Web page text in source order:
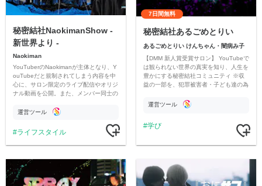
秘密結社NaokimanShow -
新世界より -
Naokiman
YouTuberのNaokimanが主体となり、Y
ouTubeだと規制されてしまう内容を中
心に、サロン限定のライブ配信やオリジ
ナル動画を公開。また、メンバー同士の
ただいています。
運営ツール
ライフスタイル
7日間無料
秘密結社あるごめとりい
あるごめとりい けんちゃん・闇病み子
【DMM 新人賞受賞サロン】 YouTubeで
は観られない世界の真実を知り、人生を
豊かにする秘密結社コミュニティ ※収
益の一部を、犯罪被害者・子ども達の為
す運営ツール
学び